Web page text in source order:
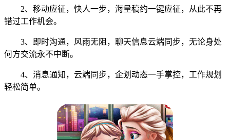
2、移动应征，快人一步，海量稿约一键应征，从此不再
错过工作机会。
3、即时沟通，风雨无阻，聊天信息云端同步，无论身处
何方交流永不中断。
4、消息通知，云端同步，企划动态一手掌控，工作规划
轻松简单。